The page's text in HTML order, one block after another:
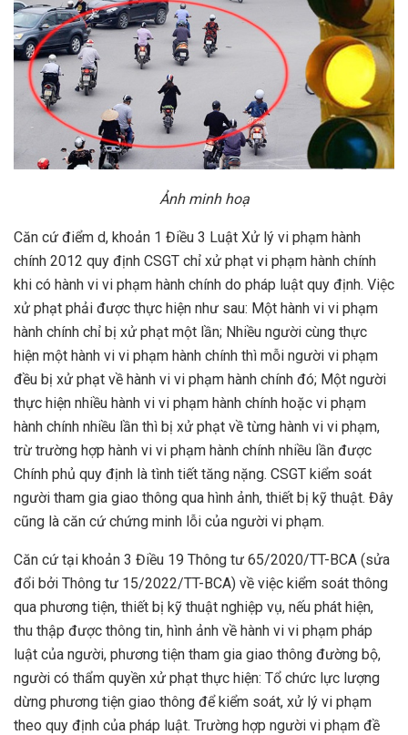
Ảnh minh hoạ
Căn cứ điểm d, khoản 1 Điều 3 Luật Xử lý vi phạm hành
chính 2012 quy định CSGT chỉ xử phạt vi phạm hành chính
khi có hành vi vi phạm hành chính do pháp luật quy định. Việc
xử phạt phải được thực hiện như sau: Một hành vi vi phạm
hành chính chỉ bị xử phạt một lần; Nhiều người cùng thực
hiện một hành vi vi phạm hành chính thì mỗi người vi phạm
đều bị xử phạt về hành vi vi phạm hành chính đó; Một người
thực hiện nhiều hành vi vi phạm hành chính hoặc vi phạm
hành chính nhiều lần thì bị xử phạt về từng hành vi vi phạm,
trừ trường hợp hành vi vi phạm hành chính nhiều lần được
Chính phủ quy định là tình tiết tăng nặng. CSGT kiểm soát
người tham gia giao thông qua hình ảnh, thiết bị kỹ thuật. Đây
cũng là căn cứ chứng minh lỗi của người vi phạm.
Căn cứ tại khoản 3 Điều 19 Thông tư 65/2020/TT-BCA (sửa
đổi bởi Thông tư 15/2022/TT-BCA) về việc kiểm soát thông
qua phương tiện, thiết bị kỹ thuật nghiệp vụ, nếu phát hiện,
thu thập được thông tin, hình ảnh về hành vi vi phạm pháp
luật của người, phương tiện tham gia giao thông đường bộ,
người có thẩm quyền xử phạt thực hiện: Tổ chức lực lượng
dừng phương tiện giao thông để kiểm soát, xử lý vi phạm
theo quy định của pháp luật. Trường hợp người vi phạm đề